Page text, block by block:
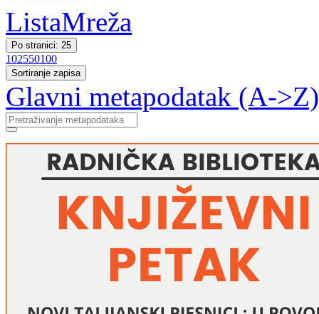
ListaMreža
Po stranici: 25
102550100
Sortiranje zapisa
Glavni metapodatak (A->Z)